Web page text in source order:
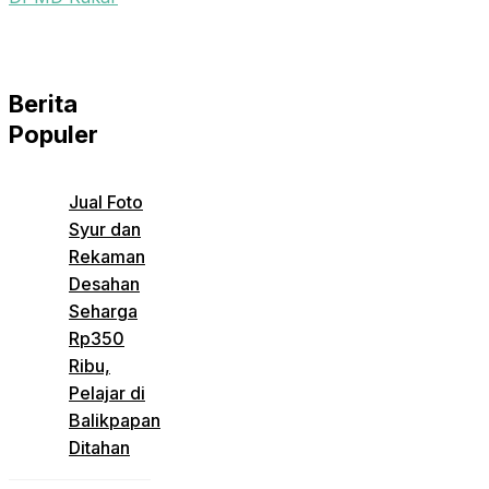
Berita
Populer
Jual Foto
Syur dan
Rekaman
Desahan
Seharga
Rp350
Ribu,
Pelajar di
Balikpapan
Ditahan